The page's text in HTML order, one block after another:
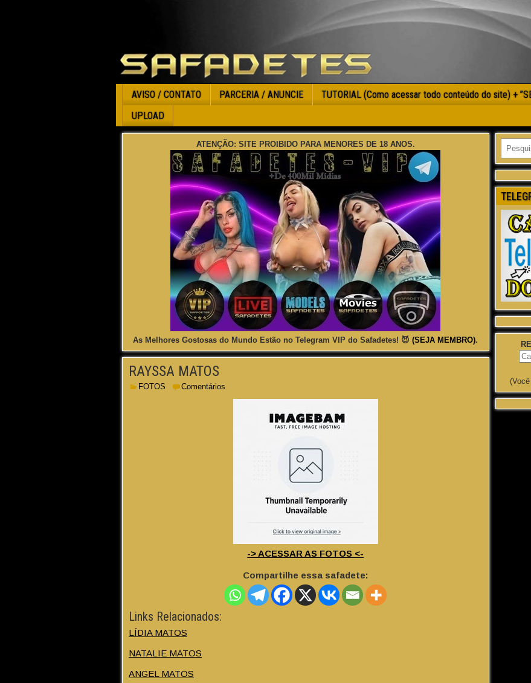
AVISO / CONTATO PARCERIA / ANUNCIE
TUTORIAL (Como acessar todo conteúdo do site) +
UPLOAD
ATENÇÃO: SITE PROIBIDO PARA MENORES DE 18 ANOS.
As Melhores Gostosas do Mundo Estão no Telegram VIP do Safadetes! 😈(SEJA MEMBRO).
RAYSSA MATOS
FOTOS Comentários
-> ACESSAR AS FOTOS <-
Compartilhe essa safadete:
Links Relacionados:
LÍDIA MATOS
NATALIE MATOS
ANGEL MATOS